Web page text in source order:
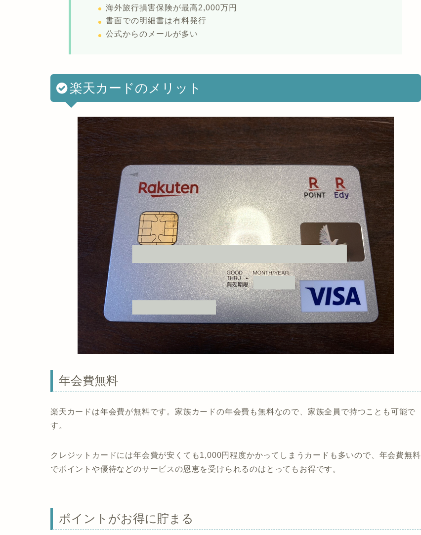
海外旅行損害保険が最高2,000万円
書面での明細書は有料発行
公式からのメールが多い
楽天カードのメリット
年会費無料
楽天カードは年会費が無料です。家族カードの年会費も無料なので、家族全員で持つことも可能で
す。
クレジットカードには年会費が安くても1,000円程度かかってしまうカードも多いので、年会費無料
でポイントや優待などのサービスの恩恵を受けられるのはとってもお得です。
ポイントがお得に貯まる